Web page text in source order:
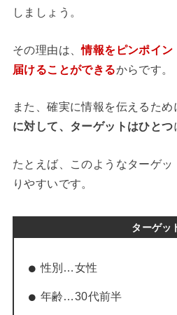
しましょう。
その理由は、情報をピンポイ
届けることができるからです。
また、確実に情報を伝えるため
に対して、ターゲットはひとつ
たとえば、このようなターゲ
りやすいです。
ターゲッ
性別…女性
年齢…30代前半